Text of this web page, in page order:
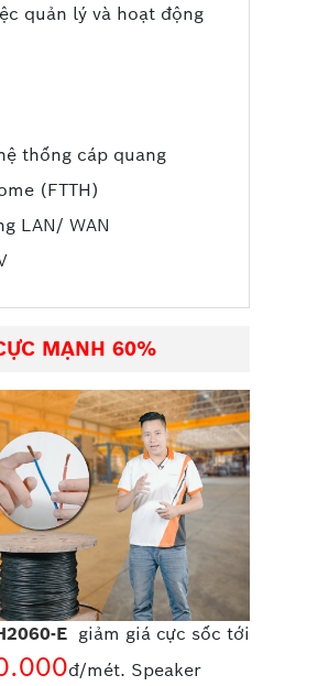
quản lý và hoạt động
thống cáp quang
(FTTH)
LAN/ WAN
MẠNH 60%
E giảm giá cực sốc tới
đ/mét. Speaker